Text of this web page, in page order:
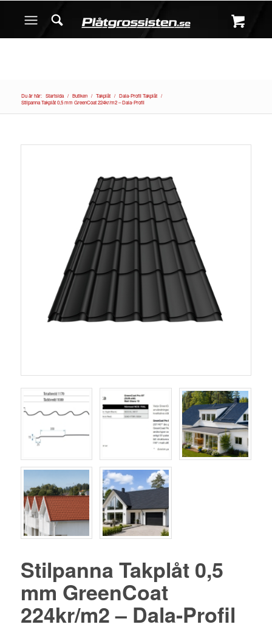
Du är här: Startsida / Butiken / Takplåt / Dala-Profil Takplåt /
Stilpanna Takplåt 0,5 mm GreenCoat 224kr/m2 – Dala-Profil
Stilpanna Takplåt 0,5
mm GreenCoat
224kr/m2 – Dala-Profil